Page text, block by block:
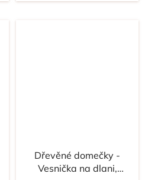
Dřevěné domečky -
Vesnička na dlani,